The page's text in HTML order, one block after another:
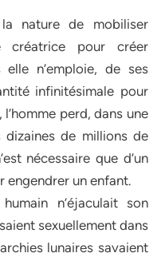
nature de mobiliser
créatrice pour créer
n’emploie, de ses
infinitésimale pour
perd, dans une
dizaines de millions de
nécessaire que d’un
engendrer un enfant.
n’éjaculait son
sexuellement dans
lunaires savaient